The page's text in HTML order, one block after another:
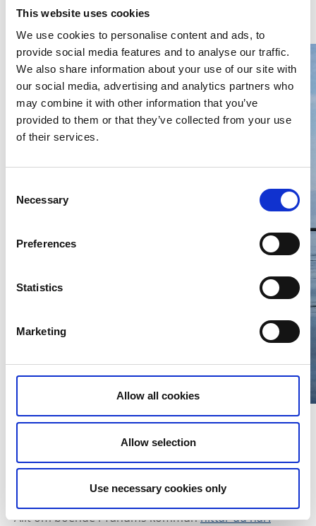
This website uses cookies
We use cookies to personalise content and ads, to
provide social media features and to analyse our traffic.
We also share information about your use of our site with
our social media, advertising and analytics partners who
may combine it with other information that you’ve
provided to them or that they’ve collected from your use
of their services.
Selection
Necessary
Preferences
Statistics
Marketing
Allow all cookies
Allow selection
Use necessary cookies only
(SUP). Läs mer om paddling i Tanum här.
Fotograf: Linnea Sjögren
Havstenssund har i dagsläget inget kommersiellt
boende att erbjuda. Närliggande campingar är
Allt om boende i Tanums kommunhittar du här.